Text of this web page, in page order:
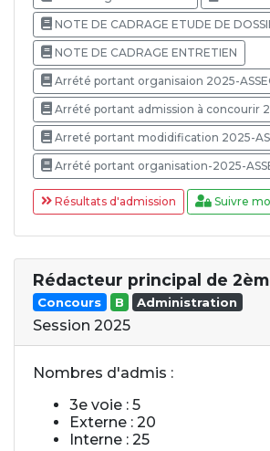
NOTE DE CADRAGE ETUDE DE
NOTE DE CADRAGE ENTRETIEN
Arrété portant organisaion 2025-
Arrété portant admission à concourir
Arreté portant modidification 2025-
Arrété portant organisation-2025-
Résultats d'admission Suivre
Rédacteur principal de
Concours B Administration
Session 2025
Nombres d'admis :
3e voie : 5
Externe : 20
Interne : 25